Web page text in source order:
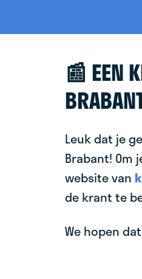
📰 EEN
Leuk dat je
Brabant! Om
website van
de krant te
We hopen